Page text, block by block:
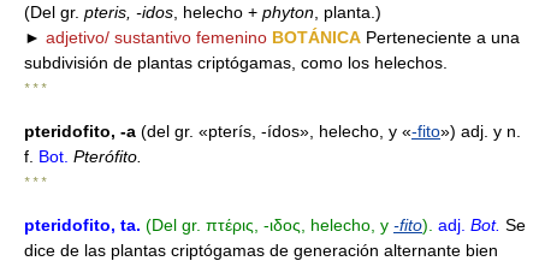
(Del gr. pteris, -idos , helecho + phyton , planta.)
► adjetivo/ sustantivo femenino BOTÁNICA Perteneciente a una
subdivisión de plantas criptógamas, como los helechos.
* * *
pteridofito, -a (del gr. «pterís, -ídos», helecho, y «-fito») adj. y n.
f. Bot. Pterófito.
* * *
pteridofito, ta. (Del gr. πτέρις, -ιδος, helecho, y -fito). adj. Bot. Se
dice de las plantas criptógamas de generación alternante bien